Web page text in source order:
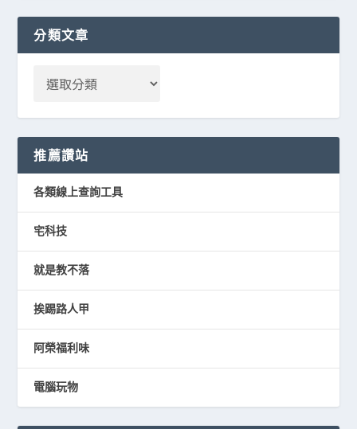
分類文章
推薦讚站
各類線上查詢工具
宅科技
就是教不落
挨踢路人甲
阿榮福利味
電腦玩物